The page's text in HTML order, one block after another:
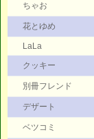
ちゃお
花とゆめ
LaLa
クッキー
別冊フレンド
デザート
ベツコミ